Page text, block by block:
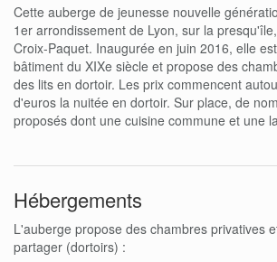
Cette auberge de jeunesse nouvelle
1er arrondissement de Lyon, sur la
Croix-Paquet. Inaugurée en juin 2016, elle
bâtiment du XIXe siècle et propose des
des lits en dortoir. Les prix commencent
d'euros la nuitée en dortoir. Sur place, de
proposés dont une cuisine commune et une
Hébergements
L'auberge propose des chambres privatives
partager (dortoirs) :